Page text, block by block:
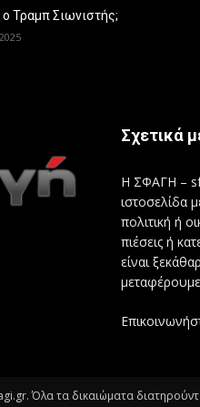
ο Τραμπ Σιωνιστής;
Σχετικά
Η ΣΦΑΓΗ –
ιστοσελίδα
πολιτική ή
πιέσεις ή
είναι
Όλα τα δικαιώματα